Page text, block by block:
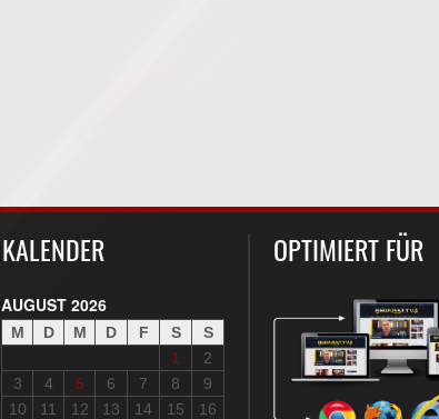
KALENDER
AUGUST 2026
M D M D F S
S
1
2
3
4 5 6 7 8
9
10
11 12 13 14 15 16
OPTIMIERT FÜR